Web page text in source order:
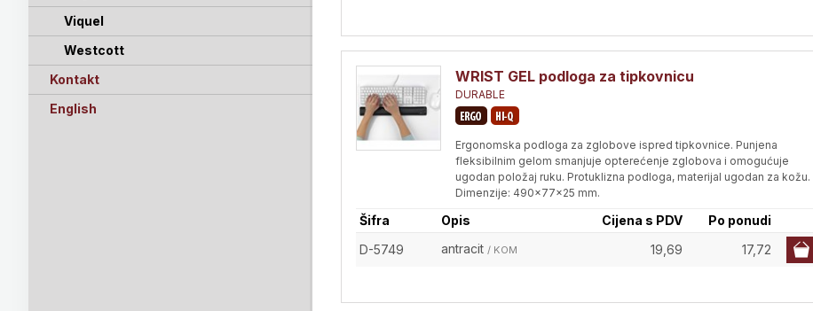
Viquel
Westcott
Kontakt
English
WRIST GEL podloga za tipkovnicu
DURABLE
Ergonomska podloga za zglobove ispred tipkovnice. Punjena
fleksibilnim gelom smanjuje opterećenje zglobova i omogućuje
ugodan položaj ruku. Protuklizna podloga, materijal ugodan za kožu.
Dimenzije: 490x77x25 mm.
Šifra Opis Cijena s PDV
Po ponudi
D-5749
antracit / KOM 19,69 17,72